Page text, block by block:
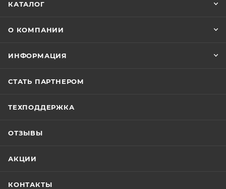
КАТАЛОГ
О КОМПАНИИ
ИНФОРМАЦИЯ
СТАТЬ ПАРТНЕРОМ
ТЕХПОДДЕРЖКА
ОТЗЫВЫ
АКЦИИ
КОНТАКТЫ